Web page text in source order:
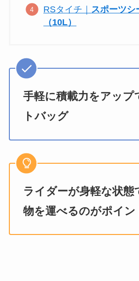
RSタイチ｜ スポーツシ
（10L）
手軽に積載力をアップ
トバッグ
ライダーが身軽な状態
物を運べるのがポイン